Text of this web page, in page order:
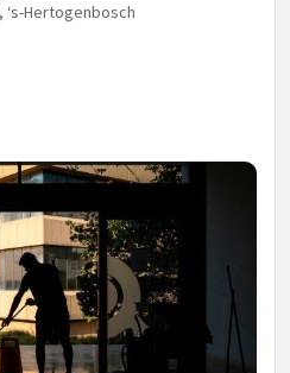
‘s-Hertogenbosch